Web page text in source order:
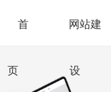
首
页
网站建
设